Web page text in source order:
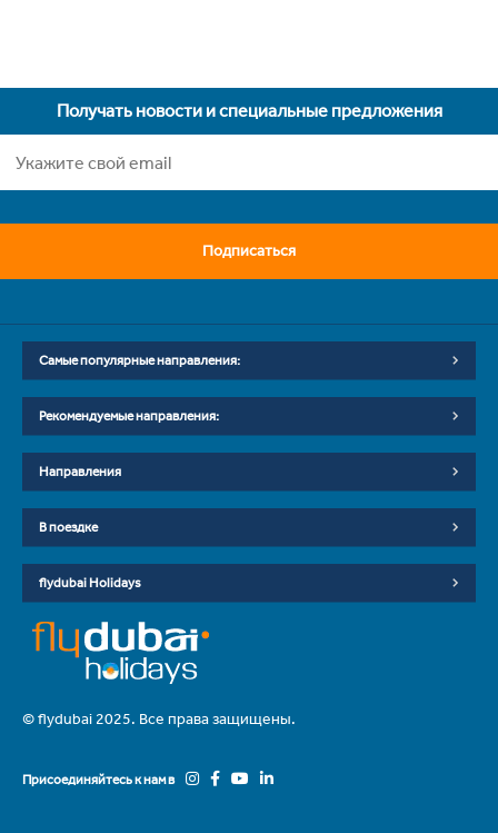
Получать новости и специальные предложения
Подписаться
Самые популярные направления:
Рекомендуемые направления:
Направления
В поездке
flydubai Holidays
© flydubai 2025. Все права защищены.
Присоединяйтесь к нам в